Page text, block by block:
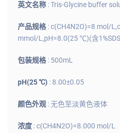
英文名称 : Tris-Glycine buffer
产品规格 : c(CH4N2O)=8 mol/
mmol/L,pH=8.0(25 ℃)(含
包装规格 : 500mL
pH(25 ℃) : 8.00±0.05
颜色外观 : 无色至淡黄色液体
浓度 : c(CH4N2O)=8.000 mol/L